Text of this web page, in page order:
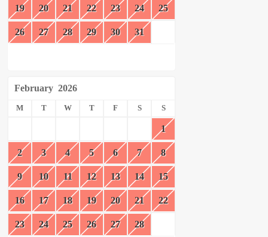
19 20 21 22 23 24 25
26 27 28 29 30 31
February 2026
M T W T F S S
1
2 3 4 5 6 7 8
9 10 11 12 13 14 15
16 17 18 19 20 21 22
23 24 25 26 27 28